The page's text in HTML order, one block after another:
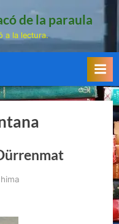
de la paraula
a la lectura.